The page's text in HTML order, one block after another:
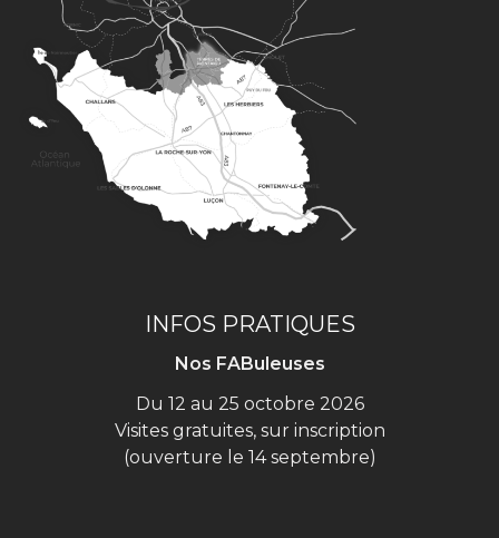
INFOS PRATIQUES
Nos FABuleuses
Du 12 au 25 octobre 2026
Visites gratuites, sur inscription
(ouverture le 14 septembre)